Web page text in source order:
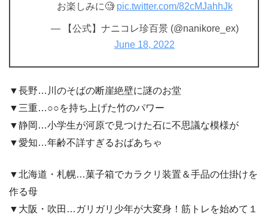
お楽しみに🧐 pic.twitter.com/82cMJahhJk
— 【公式】ナニコレ珍百景 (@nanikore_ex)
June 18, 2022
▼長野…川のそばの断崖絶壁に謎のお堂
▼三重…○○を持ち上げた竹のパワー
▼静岡…小学生が河原で見つけた石に不思議な模様が
▼愛知…年齢不詳すぎるおばあちゃ
▼北海道・札幌…菓子箱でカラクリ装置＆手品の仕掛けを
作る母
▼大阪・吹田…ガリガリ少年が大変身！筋トレを始めて１